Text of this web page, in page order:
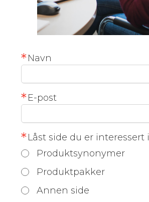
*Navn
*E-post
*Låst side du er interessert i
Produktsynonymer
Produktpakker
Annen side